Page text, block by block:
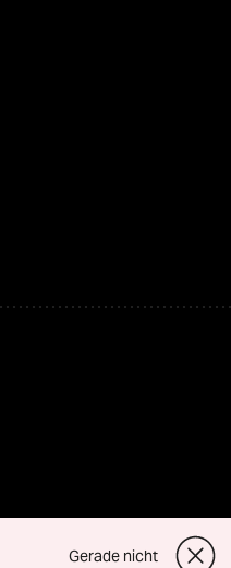
Gerade nicht